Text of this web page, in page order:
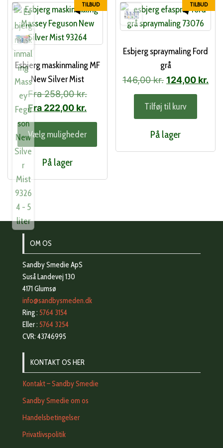
TILBUD
Esbjerg maskinmaling MF
New Silver Mist
Fra258,00kr.
Fra 222,00 kr.
Vælg muligheder
Dette
varianter.
vælges
varesiden
På lager
TILBUD
Esbjerg spraymaling Ford
grå
146,00kr. Den
oprindelige
pris
var:
146,00 kr..
124,00 kr.
Tilføj til kurv
På lager
OM OS
Sandby Smedie ApS
Suså Landevej 130
4171 Glumsø
info@sandbysmeden.dk
Ring : 5764 3154
Eller : 5764 3254
CVR: 43746995
KONTAKT OS HER
Kontakt – Sandby Smedie
Sandby Smedie om os
Handelsbetingelser
Privatlivspolitik